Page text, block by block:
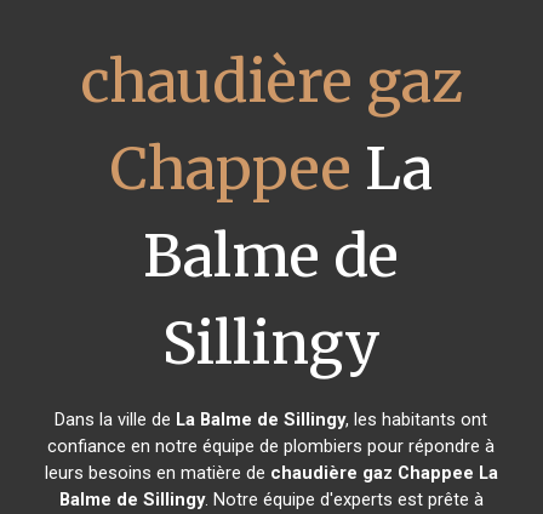
chaudière gaz
Chappee La
Balme de
Sillingy
Dans la ville de La Balme de Sillingy, les habitants ont
confiance en notre équipe de plombiers pour répondre à
leurs besoins en matière de chaudière gaz Chappee La
Balme de Sillingy. Notre équipe d'experts est prête à